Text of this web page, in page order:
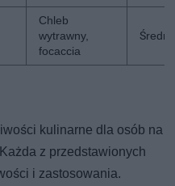
Chleb
wytrawny,
focaccia
Średni
kulinarne dla osób na
z przedstawionych
i zastosowania.